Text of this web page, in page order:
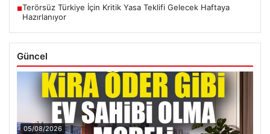
■Terörsüz Türkiye İçin Kritik Yasa Teklifi Gelecek Haftaya
Hazırlanıyor
Güncel
05/08/2026